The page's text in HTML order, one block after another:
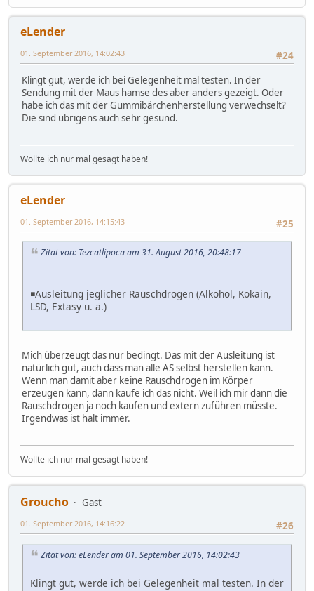
eLender
#24
01. September 2016, 14:02:43
Klingt gut, werde ich bei Gelegenheit mal testen. In der
Sendung mit der Maus hamse des aber anders gezeigt. Oder
habe ich das mit der Gummibärchenherstellung verwechselt?
Die sind übrigens auch sehr gesund.
Wollte ich nur mal gesagt haben!
eLender
#25
01. September 2016, 14:15:43
Zitat von: Tezcatlipoca am 31. August 2016, 20:48:17
◾Ausleitung jeglicher Rauschdrogen (Alkohol, Kokain,
LSD, Extasy u. ä.)
Mich überzeugt das nur bedingt. Das mit der Ausleitung ist
natürlich gut, auch dass man alle AS selbst herstellen kann.
Wenn man damit aber keine Rauschdrogen im Körper
erzeugen kann, dann kaufe ich das nicht. Weil ich mir dann die
Rauschdrogen ja noch kaufen und extern zuführen müsste.
Irgendwas ist halt immer.
Wollte ich nur mal gesagt haben!
Groucho
Gast
#26
01. September 2016, 14:16:22
Zitat von: eLender am 01. September 2016, 14:02:43
Klingt gut, werde ich bei Gelegenheit mal testen. In der